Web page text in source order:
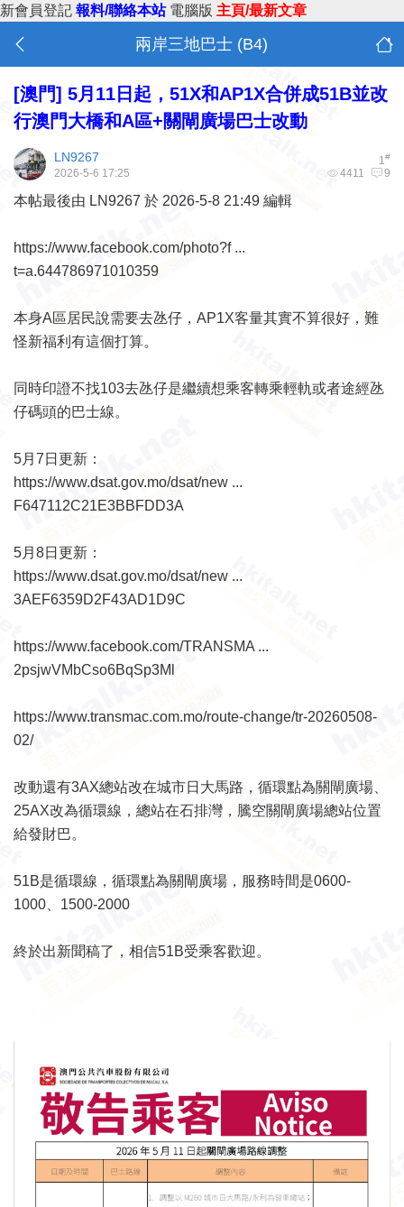
新會員登記 報料/聯絡本站 電腦版 主頁/最新文章
兩岸三地巴士 (B4)
[澳門] 5月11日起，51X和AP1X合併成51B並改
行澳門大橋和A區+關閘廣場巴士改動
1#
LN9267
4411 9
2026-5-6 17:25
本帖最後由 LN9267 於 2026-5-8 21:49 編輯
https://www.facebook.com/photo?f ...
t=a.644786971010359
本身A區居民說需要去氹仔，AP1X客量其實不算很好，難
怪新福利有這個打算。
同時印證不找103去氹仔是繼續想乘客轉乘輕軌或者途經氹
仔碼頭的巴士線。
5月7日更新：
https://www.dsat.gov.mo/dsat/new ...
F647112C21E3BBFDD3A
5月8日更新：
https://www.dsat.gov.mo/dsat/new ...
3AEF6359D2F43AD1D9C
https://www.facebook.com/TRANSMA ...
2psjwVMbCso6BqSp3Ml
https://www.transmac.com.mo/route-change/tr-20260508-
02/
改動還有3AX總站改在城市日大馬路，循環點為關閘廣場、
25AX改為循環線，總站在石排灣，騰空關閘廣場總站位置
給發財巴。
51B是循環線，循環點為關閘廣場，服務時間是0600-
1000、1500-2000
終於出新聞稿了，相信51B受乘客歡迎。